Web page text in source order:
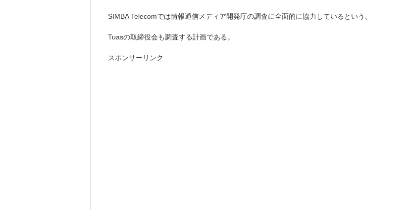
SIMBA Telecomでは情報通信メディア開発庁の調査に全面的に協力しているという。
Tuasの取締役会も調査する計画である。
スポンサーリンク